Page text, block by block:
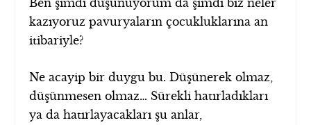
Ben şimdi düşünüyorum da şimdi biz neler
kazıyoruz pavuryaların çocukluklarına an
itibariyle?
Ne acayip bir duygu bu. Düşünerek olmaz,
düşünmesen olmaz… Sürekli hatırladıkları
ya da hatırlayacakları şu anlar,